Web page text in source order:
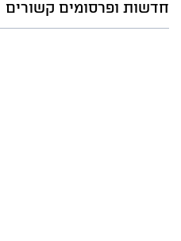
חדשות ופרסומים קשורים